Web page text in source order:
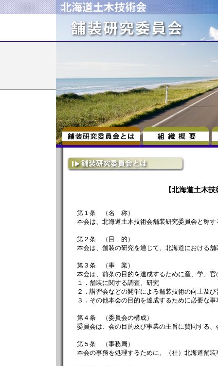
【北海道土木
第１条 （名 称）
本会は、北海道土木技術会舗装研究委員会と称す
第２条 （目 的）
本会は、舗装の研究を通じて、北海道における
第３条 （事 業）
本会は、前条の目的を達成するために産、学、
１．舗装に関する調査、研究
２．講習会などの開催による舗装技術の向上及び
３．その他本会の目的を達成するために必要な事
第４条 （委員会の構成）
委員会は、会の目的及び事業の主旨に賛同する
第５条 （事務局）
本会の事務を処理するために、（社）北海道舗